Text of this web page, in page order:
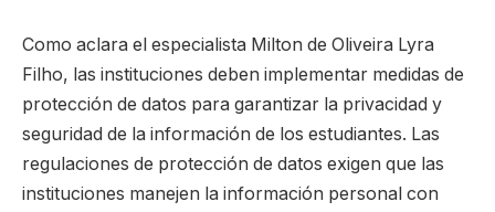
Como aclara el especialista Milton de Oliveira Lyra
Filho, las instituciones deben implementar medidas de
protección de datos para garantizar la privacidad y
seguridad de la información de los estudiantes. Las
regulaciones de protección de datos exigen que las
instituciones manejen la información personal con